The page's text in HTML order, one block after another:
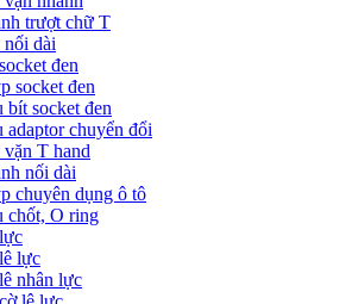
trượt chữ T
nối dài
đen
socket đen
bít socket đen
adaptor chuyển đổi
vặn T hand
nối dài
chuyên dụng ô tô
chốt, O ring
lực
nhân lực